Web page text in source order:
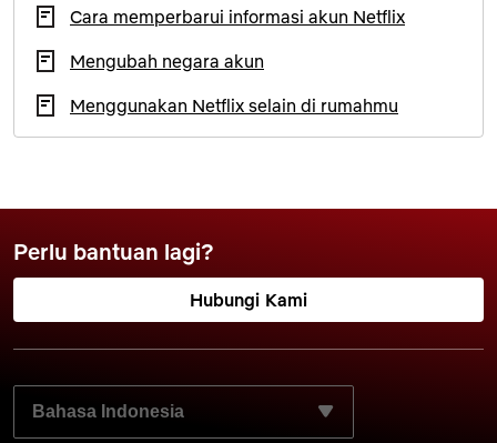
Cara memperbarui informasi akun Netflix
Mengubah negara akun
Menggunakan Netflix selain di rumahmu
Perlu bantuan lagi?
Hubungi Kami
PILIH BAHASA YANG DIINGINKAN: